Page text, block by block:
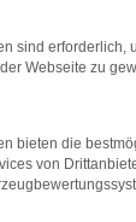
wie
bestimmter
die
neu.
helfen,
sind erforderlich,
Webseite zu
bieten die
von